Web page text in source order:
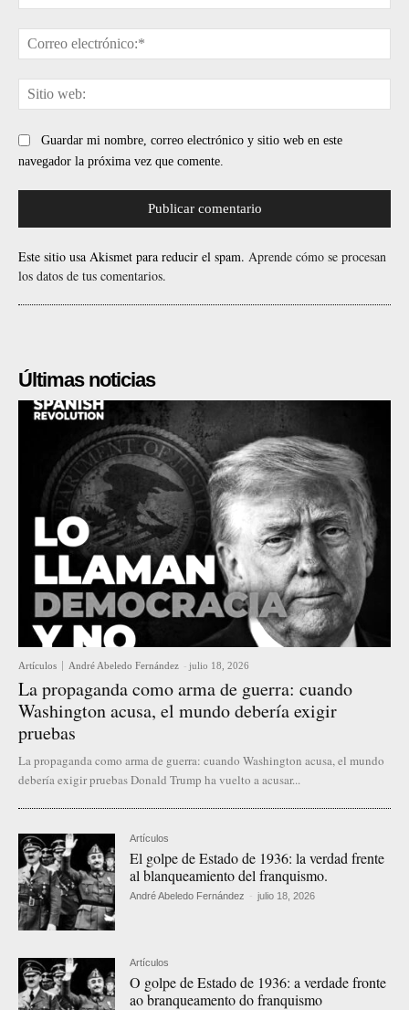
Guardar mi nombre, correo electrónico y sitio web en este
navegador la próxima vez que comente.
Este sitio usa Akismet para reducir el spam. Aprende cómo se procesan
los datos de tus comentarios.
Últimas noticias
Artículos André Abeledo Fernández - julio 18, 2026
La propaganda como arma de guerra: cuando
Washington acusa, el mundo debería exigir
pruebas
La propaganda como arma de guerra: cuando Washington acusa, el mundo
debería exigir pruebas Donald Trump ha vuelto a acusar...
Artículos
El golpe de Estado de 1936: la verdad frente
al blanqueamiento del franquismo.
André Abeledo Fernández - julio 18, 2026
Artículos
O golpe de Estado de 1936: a verdade fronte
ao branqueamento do franquismo